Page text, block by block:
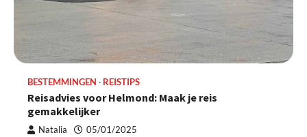
BESTEMMINGEN REISTIPS
Reisadvies voor Helmond: Maak je reis
gemakkelijker
Natalia 05/01/2025